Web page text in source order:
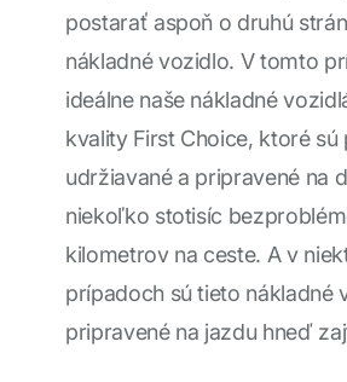
postarať aspoň o druhú
nákladné vozidlo. V tomto
ideálne naše nákladné
kvality First Choice, ktoré sú
udržiavané a pripravené na
niekoľko stotisíc
kilometrov na ceste. A v
prípadoch sú tieto nákladné
pripravené na jazdu hneď